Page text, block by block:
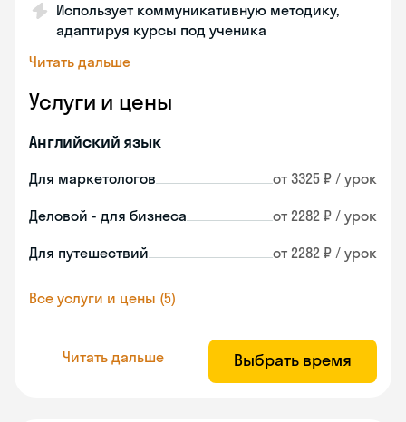
Использует коммуникативную методику,
адаптируя курсы под ученика
Читать дальше
Услуги и цены
Английский язык
Для маркетологов от 3325 ₽ / урок
Деловой - для бизнеса от 2282 ₽ / урок
Для путешествий от 2282 ₽ / урок
Все услуги и цены (5)
Читать дальше Выбрать время